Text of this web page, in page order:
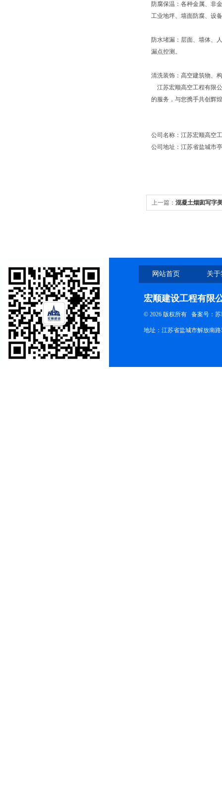
防腐保温：各种金属、非
工业地坪、墙面防腐、设
防水堵漏：层面、墙体、
漏点控测。
清洗装饰：高空建筑物、
江苏宏顺高空工程有限
的服务，与您携手共创辉
公司名称：江苏宏顺高空
公司地址：江苏省盐城市
上一篇： 混凝土烟囱写字
网站首页 关
宏顺建设工程有限
© 2026 版权所有 备案号：苏
地址：江苏省盐城市解放南